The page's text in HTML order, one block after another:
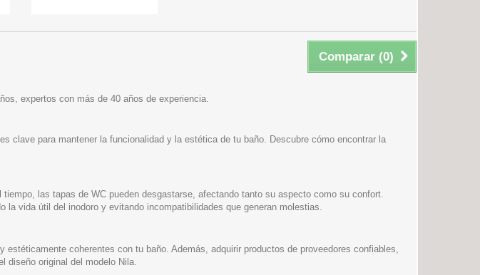
Comparar (0)
expertos con más de 40 años de experiencia.
clave para mantener la funcionalidad y la estética de tu baño. Descubre cómo encontrar la
las tapas de WC pueden desgastarse, afectando tanto su aspecto como su confort.
la vida útil del inodoro y evitando incompatibilidades que generan molestias.
coherentes con tu baño. Además, adquirir productos de proveedores confiables,
diseño original del modelo Nila.